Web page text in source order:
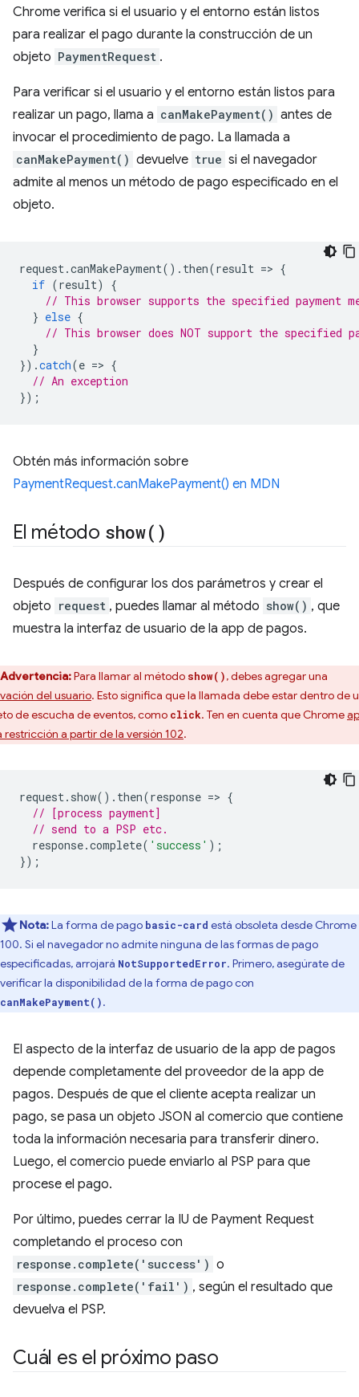
Chrome verifica si el usuario y el entorno están listos
para realizar el pago durante la construcción de un
objeto PaymentRequest .
Para verificar si el usuario y el entorno están listos para
realizar un pago, llama a canMakePayment() antes de
invocar el procedimiento de pago. La llamada a
canMakePayment() devuelve true si el navegador
admite al menos un método de pago especificado en el
objeto.
request.canMakePayment(). then(result => {
if (result)
{
// This browser supports the specified payment
} else {
// This browser does NOT support the specified
}
}).catch(e => {
// An exception
});
Obtén más información sobre
PaymentRequest.canMakePayment() en MDN
El método show( )
Después de configurar los dos parámetros y crear el
objeto request , puedes llamar al método show() , que
muestra la interfaz de usuario de la app de pagos.
Advertencia:Para llamar al método show(), debes agregar una
del usuario. Esto significa que la llamada debe estar dentro de
de escucha de eventos, como click. Ten en cuenta que Chrome
restricción a partir de la versión 102.
request. show(). then(response => {
// [process payment]
// send to a PSP etc.
response.complete( 'success' );
});
Nota:La forma de pago basic-card está obsoleta desde Chrome
100. Si el navegador no admite ninguna de las formas de pago
especificadas, arrojará NotSupportedError. Primero, asegúrate de
verificar la disponibilidad de la forma de pago con
canMakePayment().
El aspecto de la interfaz de usuario de la app de pagos
depende completamente del proveedor de la app de
pagos. Después de que el cliente acepta realizar un
pago, se pasa un objeto JSON al comercio que contiene
toda la información necesaria para transferir dinero.
Luego, el comercio puede enviarlo al PSP para que
procese el pago.
Por último, puedes cerrar la IU de Payment Request
completando el proceso con
response.complete('success') o
response.complete('fail') , según el resultado que
devuelva el PSP.
Cuál es el próximo paso